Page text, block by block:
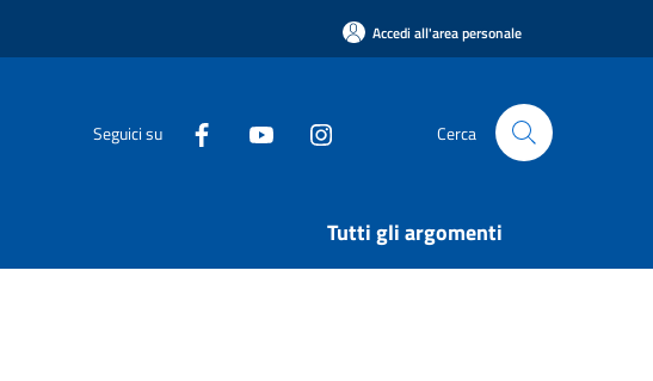
Accedi all'area personale
Seguici su Cerca
Tutti gli argomenti